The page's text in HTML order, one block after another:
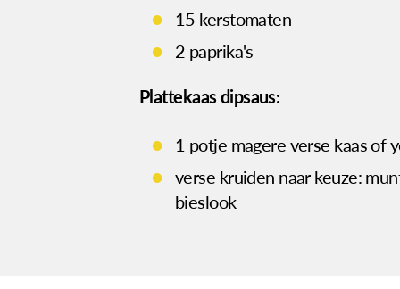
15 kerstomaten
2 paprika's
Plattekaas dipsaus:
1 potje magere verse kaas of
verse kruiden naar keuze:
bieslook